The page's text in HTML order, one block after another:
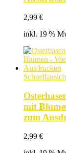
2,99 €
inkl. 19 %
mit
zum
2,99 €